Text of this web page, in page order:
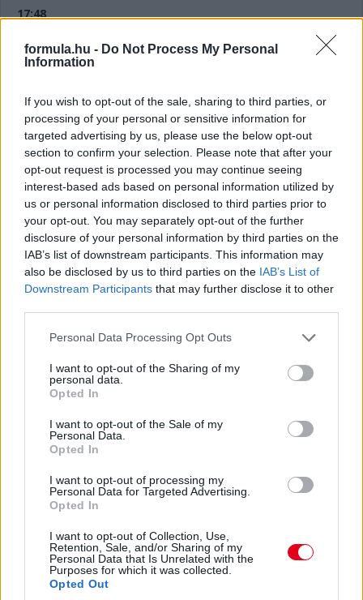
formula.hu - Do Not Process My Personal
Information
If you wish to opt-out of the sale, sharing to third parties, or
processing of your personal or sensitive information for
targeted advertising by us, please use the below opt-out
section to confirm your selection. Please note that after your
opt-out request is processed you may continue seeing
interest-based ads based on personal information utilized by
us or personal information disclosed to third parties prior to
your opt-out. You may separately opt-out of the further
disclosure of your personal information by third parties on the
IAB’s list of downstream participants. This information may
also be disclosed by us to third parties on the IAB’s List of
Downstream Participants that may further disclose it to other
Please note that this website/app uses one or more Google
not limited to your visit or usage behaviour. You may click to
grant or deny consent to Google and its third-party tags to
use your data for below specified purposes in below Google
consent section.
Personal Data Processing Opt Outs
I want to opt-out of the Sharing of my
personal data.
Opted In
I want to opt-out of the Sale of my
Personal Data.
Opted In
I want to opt-out of processing my
Personal Data for Targeted Advertising.
Opted In
I want to opt-out of Collection, Use,
Retention, Sale, and/or Sharing of my
Personal Data that Is Unrelated with the
Purposes for which it was collected.
Opted Out
17:48
Verstappennek ezúttal nem tudták leszedni a
jobb elsőjét, így aztán a második cseréje után a tökutolsó
helyre jön vissza. Persze ebben az is benne van, hogy egyedül
közepeseket.
17:47
Piastriról nem ejtettünk mostanában egy árva szót sem. Nos,
hat másodperccel vezet Russell előtt, Leclerc tempóját
hozza...
17:47
Leclerc már Russellre zárkózik fel, hamarosan támadási
közelségben lesz.
17:46
Ocont Antonelli és Verstappen nem tudta megelőzni. De most
elé, Hamilton meg hetediknek Antonelli elé. Beválni látszik a
Ferrari taktikája!
Leclerc megtámadta Norrist a célegyenes végén, de annyira
előzést.